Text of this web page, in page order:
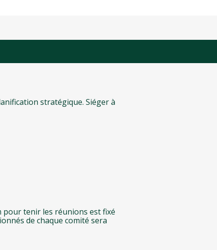
stratégique. Siéger à
pour tenir les réunions est fixé
de chaque comité sera